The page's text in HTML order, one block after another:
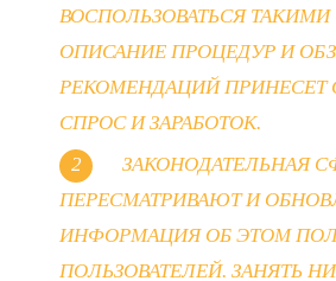
ВОСПОЛЬЗОВАТЬСЯ ТАКИМИ
ОПИСАНИЕ ПРОЦЕДУР И
РЕКОМЕНДАЦИЙ ПРИНЕСЕТ
СПРОС И ЗАРАБОТОК.
ЗАКОНОДАТЕЛЬНАЯ
ПЕРЕСМАТРИВАЮТ И
ИНФОРМАЦИЯ ОБ ЭТОМ
ПОЛЬЗОВАТЕЛЕЙ. ЗАНЯТЬ